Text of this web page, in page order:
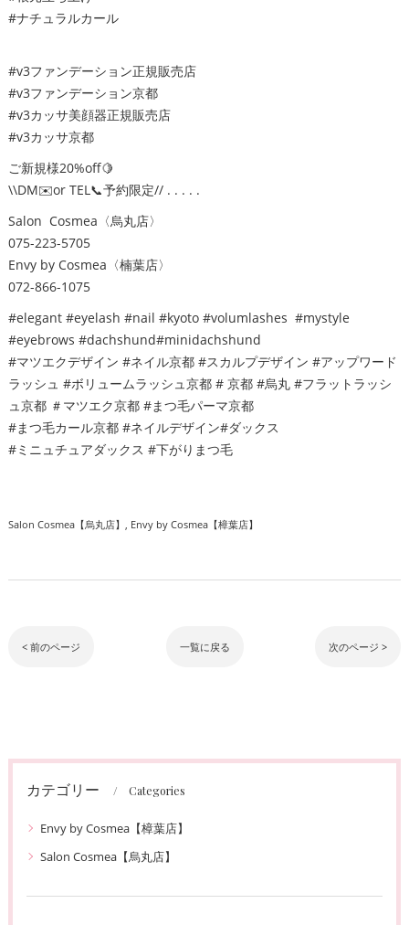
#ナチュラルカール
#v3ファンデーション正規販売店
#v3ファンデーション京都
#v3カッサ美顔器正規販売店
#v3カッサ京都
ご新規様20%off🍋
\\DM✉️or TEL📞予約限定// . . . . .
Salon Cosmea〈烏丸店〉
075-223-5705
Envy by Cosmea〈楠葉店〉
072-866-1075
#elegant #eyelash #nail #kyoto #volumlashes #mystyle
#eyebrows #dachshund#minidachshund
#マツエクデザイン #ネイル京都 #スカルプデザイン #アップワード
ラッシュ #ボリュームラッシュ京都 # 京都 #烏丸 #フラットラッシ
ュ京都 ＃マツエク京都 #まつ毛パーマ京都
#まつ毛カール京都 #ネイルデザイン#ダックス
#ミニュチュアダックス #下がりまつ毛
Salon Cosmea【烏丸店】 Envy by Cosmea【樟葉店】
< 前のページ 一覧に戻る 次のページ >
カテゴリー Categories
Envy by Cosmea【樟葉店】
Salon Cosmea【烏丸店】